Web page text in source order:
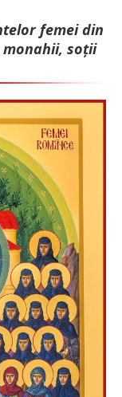
femei din
soții